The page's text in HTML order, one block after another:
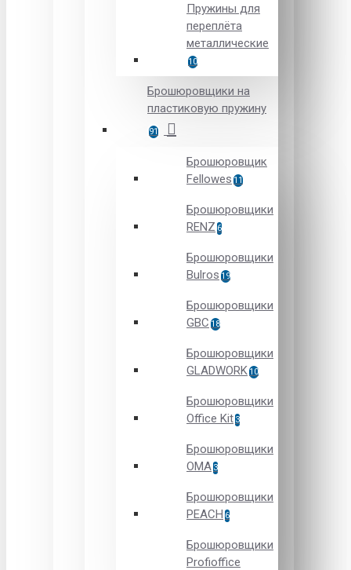
Пружины для
переплёта
металлические
10
Брошюровщики на
пластиковую пружину
91
Брошюровщик
Fellowes 11
Брошюровщики
RENZ 6
Брошюровщики
Bulros 19
Брошюровщики
GBC 18
Брошюровщики
GLADWORK10
Брошюровщики
Office Kit 3
Брошюровщики
OMA 3
Брошюровщики
PEACH 6
Брошюровщики
Profioffice